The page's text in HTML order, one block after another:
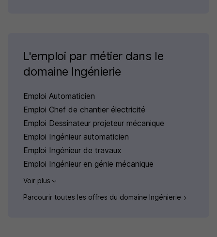
L'emploi par métier dans le
domaine Ingénierie
Emploi Automaticien
Emploi Chef de chantier électricité
Emploi Dessinateur projeteur mécanique
Emploi Ingénieur automaticien
Emploi Ingénieur de travaux
Emploi Ingénieur en génie mécanique
Voir plus
Parcourir toutes les offres du domaine Ingénierie